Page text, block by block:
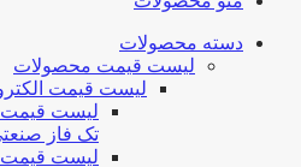
دسته محصولات
لیست قیمت محصولات
لیست قیمت
لیست قیمت
تک فاز